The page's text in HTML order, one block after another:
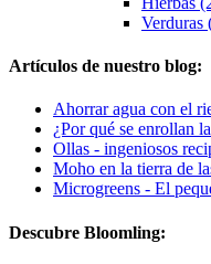
Verduras
Artículos de nuestro blog:
Ahorrar agua con el
¿Por qué se enrollan
Ollas - ingeniosos
Moho en la tierra de
Microgreens - El
Descubre Bloomling: